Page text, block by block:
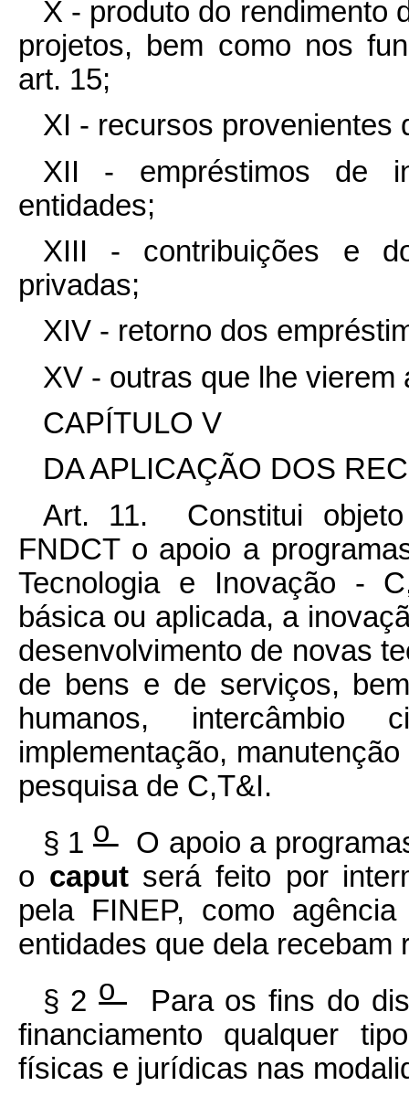
X - produto do rendimento
projetos, bem como nos
art. 15;
XI - recursos provenientes
XII - empréstimos de
entidades;
XIII - contribuições e
privadas;
XIV - retorno dos
XV - outras que lhe
CAPÍTULO V
DA APLICAÇÃO DOS
Art. 11. Constitui
FNDCT o apoio a
Tecnologia e Inovação -
básica ou aplicada, a
desenvolvimento de novas
de bens e de serviços,
humanos,
implementação,
pesquisa de C,T&I.
§ 1 o O apoio a
o caput será feito por
pela FINEP, como
entidades que dela
§ 2o Para os fins do
financiamento qualquer
físicas e jurídicas nas